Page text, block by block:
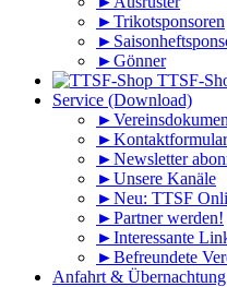
►Trikotsponsoren
►Gönner
TTSF-
Service (Download)
►Kontaktformular
►Newsletter
►Unsere Kanäle
►Neu: TTSF
►Partner werden!
►Interessante
►Befreundete
Anfahrt & Übernachtung